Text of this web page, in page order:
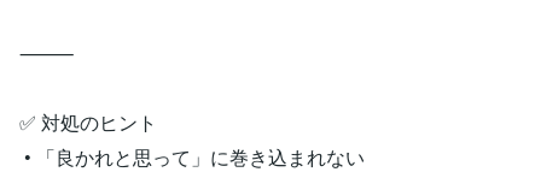
⸻
✅ 対処のヒント
• 「良かれと思って」に巻き込まれない